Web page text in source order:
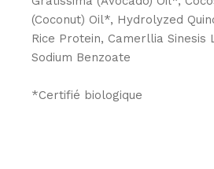
(Coconut) Oil*, Hydrolyzed
Rice Protein, Camerllia Sinesis
Sodium Benzoate
*Certifié biologique